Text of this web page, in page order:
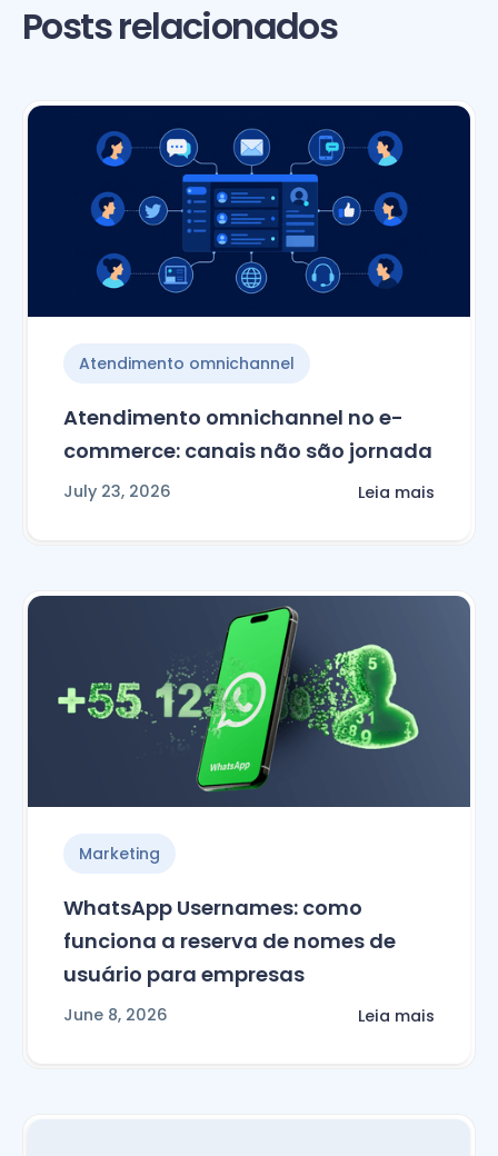
Posts relacionados
Atendimento omnichannel
Atendimento omnichannel no e-
commerce: canais não são jornada
July 23, 2026 Leia mais
Marketing
WhatsApp Usernames: como
funciona a reserva de nomes de
usuário para empresas
June 8, 2026 Leia mais